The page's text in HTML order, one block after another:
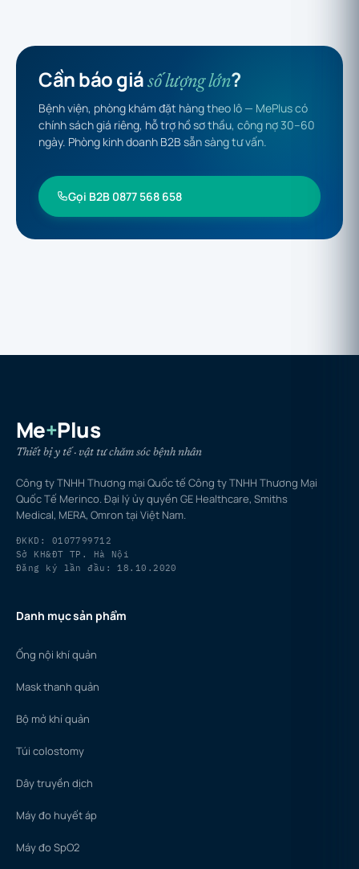
Cần báo giásố lượng lớn?
Bệnh viện, phòng khám đặt hàng theo lô — MePlus có
chính sách giá riêng, hỗ trợ hồ sơ thầu, công nợ 30–60
ngày. Phòng kinh doanh B2B sẵn sàng tư vấn.
Gọi B2B 0877 568 658
Me+Plus
Thiết bị y tế · vật tư chăm sóc bệnh nhân
Công ty TNHH Thương mại Quốc tế Công ty TNHH Thương Mại
Quốc Tế Merinco. Đại lý ủy quyền GE Healthcare, Smiths
Medical, MERA, Omron tại Việt Nam.
ĐKKD: 0107799712
Sở KH&ĐT TP. Hà Nội
Đăng ký lần đầu: 18.10.2020
Danh mục sản phẩm
Ống nội khí quản
Mask thanh quản
Bộ mở khí quản
Túi colostomy
Dây truyền dịch
Máy đo huyết áp
Máy đo SpO2